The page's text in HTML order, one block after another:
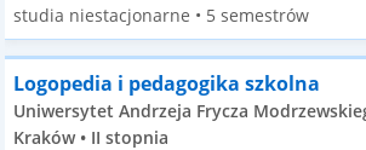
studia niestacjonarne • 5 semestrów
Logopedia i pedagogika szkolna
Uniwersytet Andrzeja Frycza
Kraków • II stopnia